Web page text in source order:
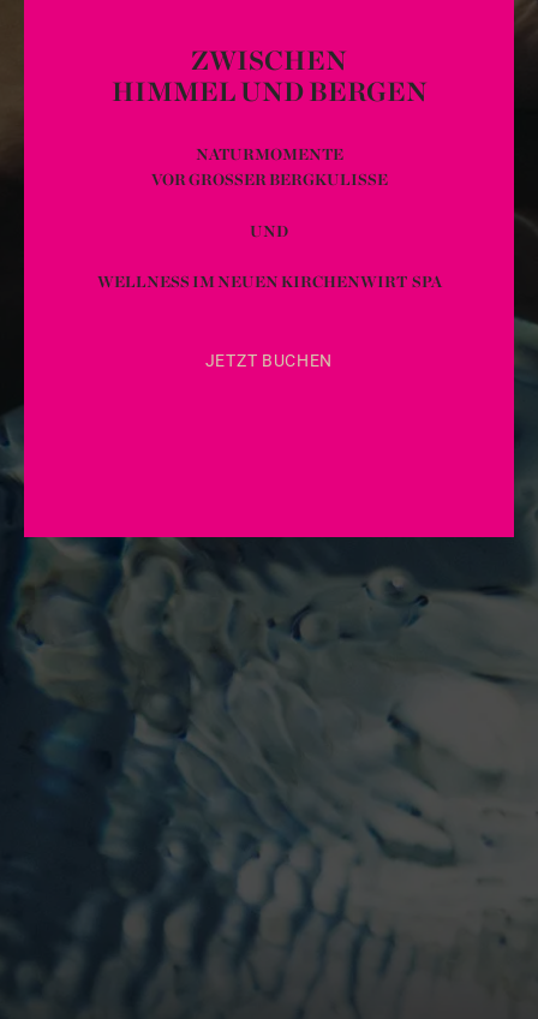
ZWISCHEN
HIMMEL UND BERGEN
NATURMOMENTE
VOR GROSSER BERGKULISSE
UND
WELLNESS IM NEUEN KIRCHENWIRT SPA
JETZT BUCHEN